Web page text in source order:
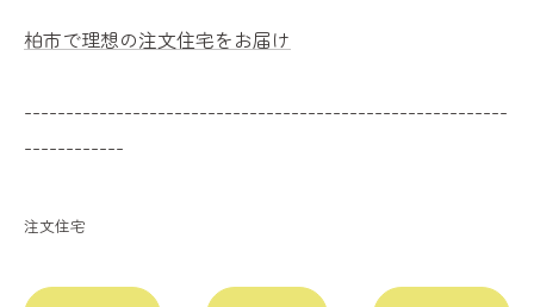
柏市で理想の注文住宅をお届け
----------------------------------------------------------
------------
注文住宅